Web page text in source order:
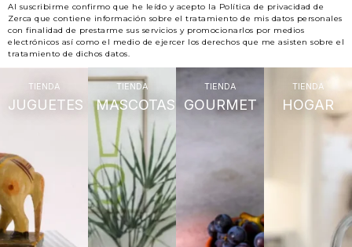
Al suscribirme confirmo que he leído y acepto la Política de privacidad de
Zerca que contiene información sobre el tratamiento de mis datos personales
con finalidad de prestarme sus servicios y promocionarlos por medios
electrónicos así como el medio de ejercer los derechos que me asisten sobre el
tratamiento de dichos datos.
TIENDA
JUGUETES
TIENDA
MASCOTAS
TIENDA
GOURMET
TIENDA
HOGAR